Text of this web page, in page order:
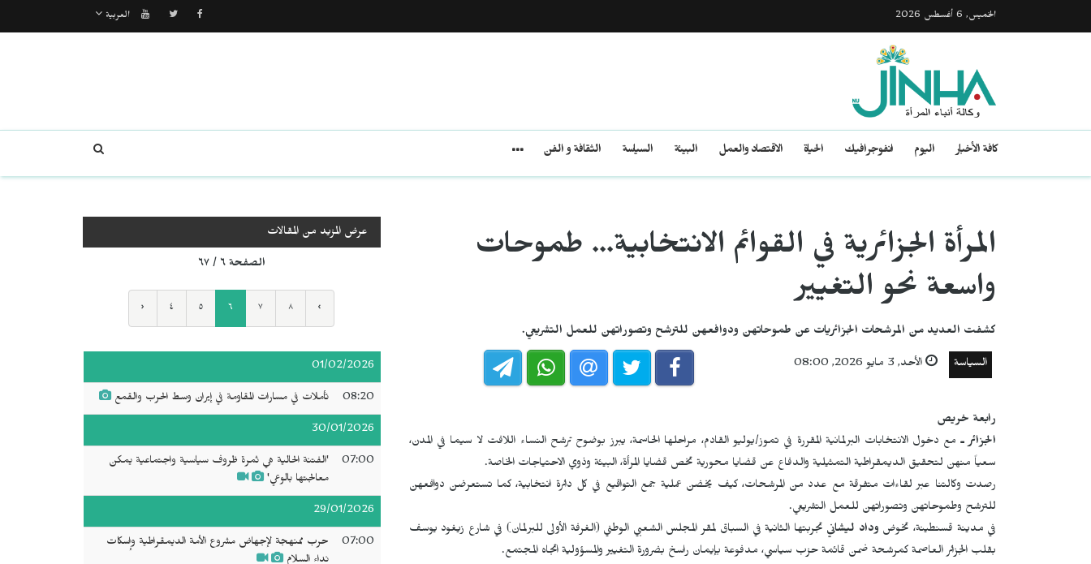
الخميس, 6 أغسطس 2026 العربية
كافة الأخبار اليوم انفوجرافيك الحياة الاقتصاد والعمل البيئة السياسة الثقافة و الفن
المرأة الجزائرية في القوائم الانتخابية... طموحات
واسعة نحو التغيير
كشفت العديد من المرشحات الجزائريات عن طموحاتهن ودوافعهن للترشح وتصوراتهن للعمل التشريعي.
السياسة الأحد, 3 مايو 2026, 08:00
رابعة خريص
الجزائر ـمع دخول الانتخابات البرلمانية المقررة في تموز/يوليو القادم، مراحلها الحاسمة، يبرز بوضوح ترشح النساء اللافت لا سيما في المدن،
سعياً منهن لتحقيق الديمقراطية التمثيلية والدفاع عن قضايا محورية تخص قضايا المرأة، البيئة وذوي الاحتياجات الخاصة.
رصدت وكالتنا عبر لقاءات متفرقة مع عدد من المرشحات، كيف يخضن عملية جمع التواقيع في كل دائرة انتخابية، كما تستعرضن دوافعهن
للترشح وطموحاتهن وتصوراتهن للعمل التشريعي.
في مدينة قسنطينة، تخوض وداد ليشاني تجربتها الثانية في السباق لمقر المجلس الشعبي الوطني (الغرفة الأولى للبرلمان) في شارع زيغود يوسف
بقلب الجزائر العاصمة كمرشحة ضمن قائمة حزب سياسي، مدفوعة بإيمان راسخ بضرورة التغيير والمسؤولية اتجاه المجتمع.
عرض المزيد من المقالات
الصفحة ٦ / ٦٧
‹ ٤ ٥ ٦ ٧ ٨ ›
01/02/2026
08:20 تأملات في مسارات المقاومة في إيران وسط الحرب والقمع
30/01/2026
07:00
'الفتنة الحالية هي ثمرة ظروف سياسية واجتماعية يمكن
معالجتها بالوعي'
29/01/2026
07:00
حرب ممنهجة لإجهاض مشروع الأمة الديمقراطية وإسكات
نداء السلام